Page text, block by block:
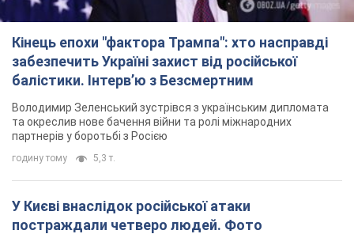
Кінець епохи "фактора Трампа": хто насправді
забезпечить Україні захист від російської
балістики. Інтерв’ю з Безсмертним
Володимир Зеленський зустрівся з українським дипломата
та окреслив нове бачення війни та ролі міжнародних
партнерів у боротьбі з Росією
годину тому 5,3 т.
У Києві внаслідок російської атаки
постраждали четверо людей. Фото